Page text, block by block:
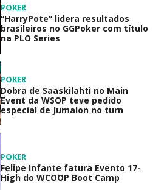
POKER
“HarryPote” lidera resultados
brasileiros no GGPoker com título
na PLO Series
POKER
Dobra de Saaskilahti no Main
Event da WSOP teve pedido
especial de Jumalon no turn
POKER
Felipe Infante fatura Evento 17-
High do WCOOP Boot Camp